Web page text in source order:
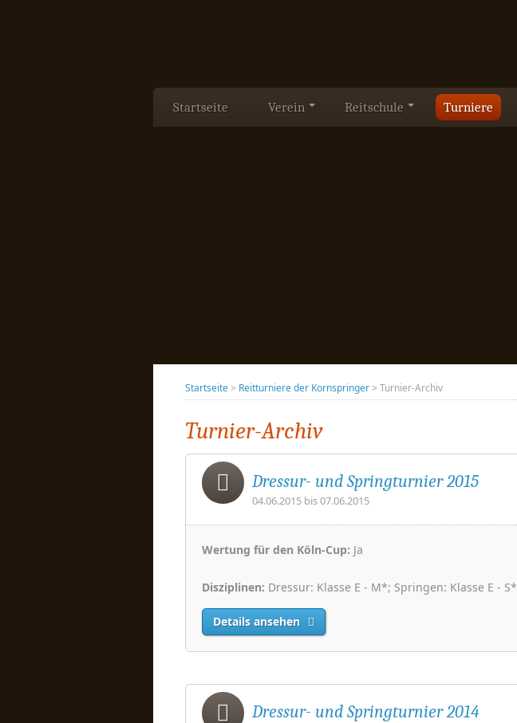
Startseite Verein Reitschule Turniere
Startseite> Reitturniere der Kornspringer> Turnier-Archiv
Turnier-Archiv
Dressur- und Springturnier 2015
04.06.2015 bis 07.06.2015
Wertung für den Köln-Cup: Ja
Disziplinen: Dressur: Klasse E - M*; Springen: Klasse E - S*
Details ansehen
Dressur- und Springturnier 2014